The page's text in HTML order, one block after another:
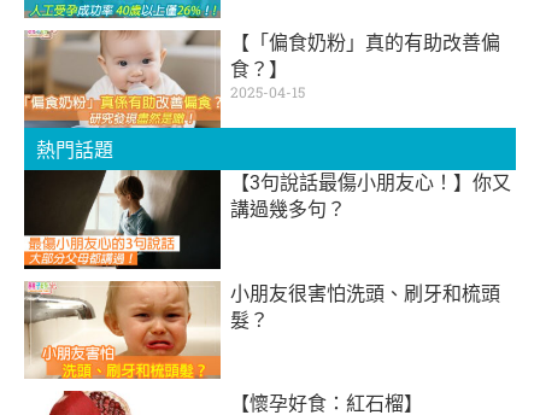
【「偏食奶粉」真的有助改善偏
食？】
2025-04-15
熱門話題
【3句說話最傷小朋友心！】你又
講過幾多句？
小朋友很害怕洗頭、刷牙和梳頭
髮？
【懷孕好食：紅石榴】